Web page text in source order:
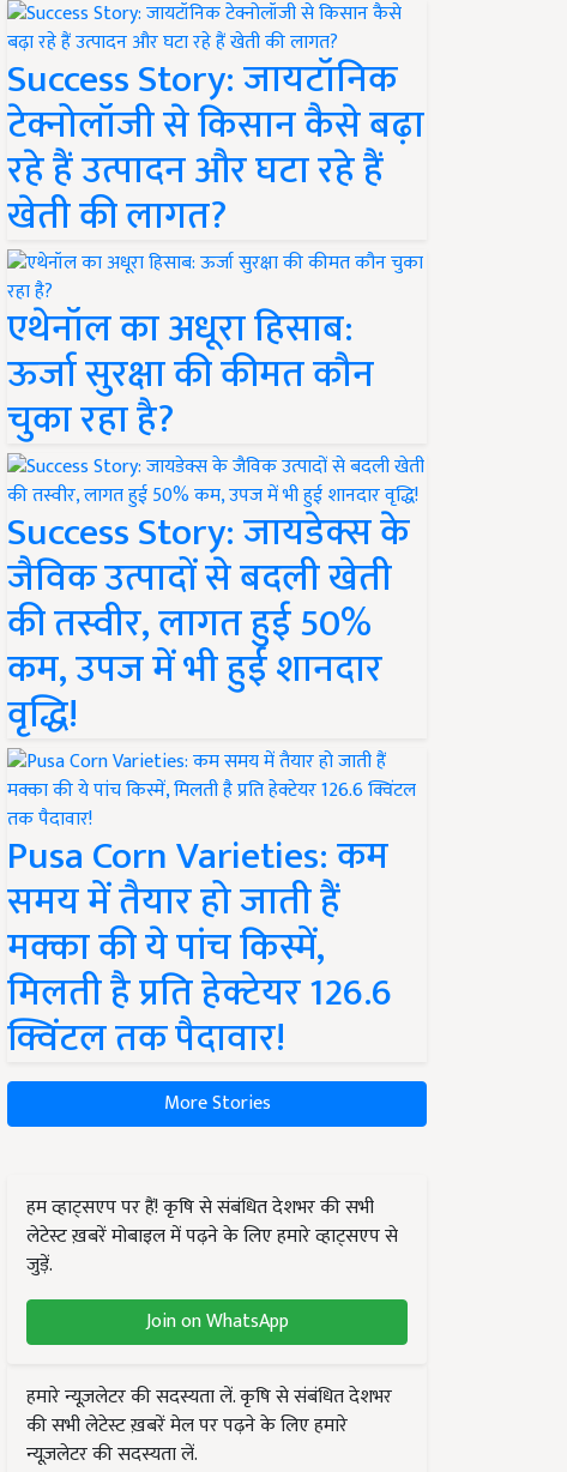
Success Story: जायटॉनिक
टेक्नोलॉजी से किसान कैसे बढ़ा
रहे हैं उत्पादन और घटा रहे हैं
खेती की लागत?
एथेनॉल का अधूरा हिसाब:
ऊर्जा सुरक्षा की कीमत कौन
चुका रहा है?
Success Story: जायडेक्स के
जैविक उत्पादों से बदली खेती
की तस्वीर, लागत हुई 50%
कम, उपज में भी हुई शानदार
वृद्धि!
Pusa Corn Varieties: कम
समय में तैयार हो जाती हैं
मक्का की ये पांच किस्में,
मिलती है प्रति हेक्टेयर 126.6
क्विंटल तक पैदावार!
More Stories
हम व्हाट्सएप पर हैं! कृषि से संबंधित देशभर की सभी
लेटेस्ट ख़बरें मोबाइल में पढ़ने के लिए हमारे व्हाट्सएप से
जुड़ें.
Join on WhatsApp
हमारे न्यूज़लेटर की सदस्यता लें. कृषि से संबंधित देशभर
की सभी लेटेस्ट ख़बरें मेल पर पढ़ने के लिए हमारे
न्यूज़लेटर की सदस्यता लें.